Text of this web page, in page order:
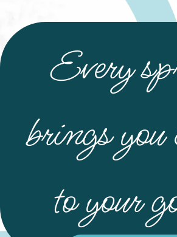
Every
brings you
to your